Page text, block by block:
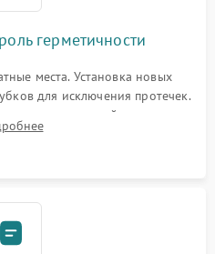
герметичности
места. Установка новых
для исключения протечек.
гидравлической системы,
датчика поплавка.